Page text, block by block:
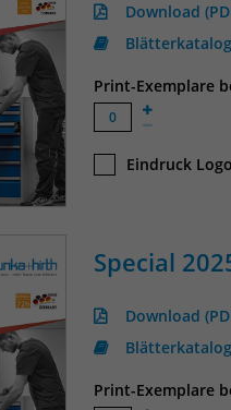
Download
Blätterkatalog
Print-Exemplare
Eindruck
Special
Download
Blätterkatalog
Print-Exemplare